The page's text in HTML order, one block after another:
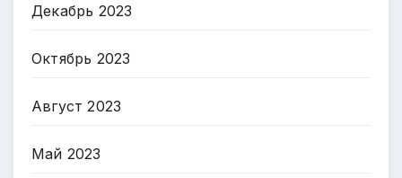
Декабрь 2023
Октябрь 2023
Август 2023
Май 2023